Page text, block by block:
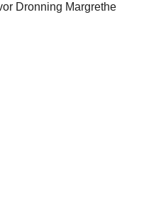
Dronning Margrethe